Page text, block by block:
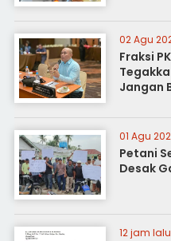
02 Agu
Fraksi
Jangan
01 Agu
Petani
Desak
12 jam lalu